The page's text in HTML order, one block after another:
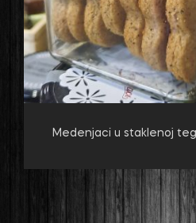
Medenjaci u staklenoj